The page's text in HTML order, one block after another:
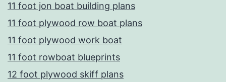
11 foot jon boat building plans
11 foot plywood row boat plans
11 foot plywood work boat
11 foot rowboat blueprints
12 foot plywood skiff plans